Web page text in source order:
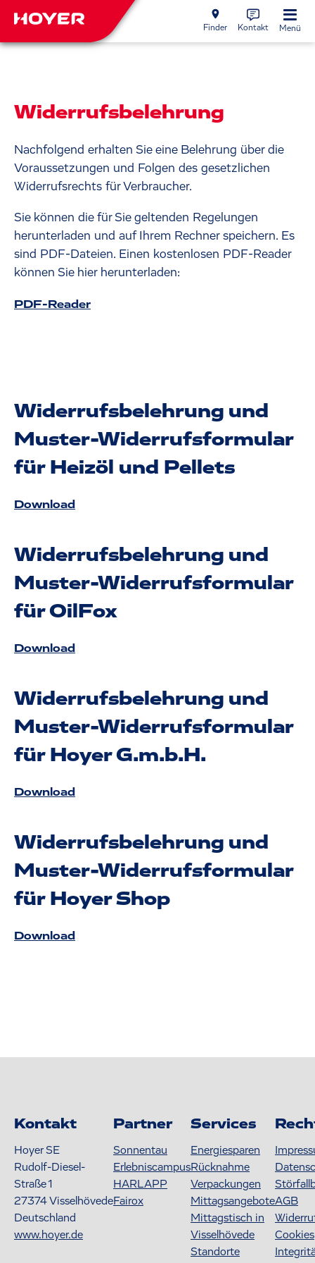
Finder Kontakt Menü
Widerrufsbelehrung
Nachfolgend erhalten Sie eine Belehrung über die
Voraussetzungen und Folgen des gesetzlichen
Widerrufsrechts für Verbraucher.
Sie können die für Sie geltenden Regelungen
herunterladen und auf Ihrem Rechner speichern. Es
sind PDF-Dateien. Einen kostenlosen PDF-Reader
können Sie hier herunterladen:
PDF-Reader
Widerrufsbelehrung und
Muster-Widerrufsformular
für Heizöl und Pellets
Download
Widerrufsbelehrung und
Muster-Widerrufsformular
für OilFox
Download
Widerrufsbelehrung und
Muster-Widerrufsformular
für Hoyer G.m.b.H.
Download
Widerrufsbelehrung und
Muster-Widerrufsformular
für Hoyer Shop
Download
Kontakt
Hoyer SE
Rudolf-Diesel-
Straße 1
27374Visselhövede
Deutschland
www.hoyer.de
Partner
Sonnentau
Erlebniscampus
HARLAPP
Fairox
Services
Energiesparen
Rücknahme
Verpackungen
Mittagsangebote
Mittagstisch in
Visselhövede
Standorte
AGB
Cookies